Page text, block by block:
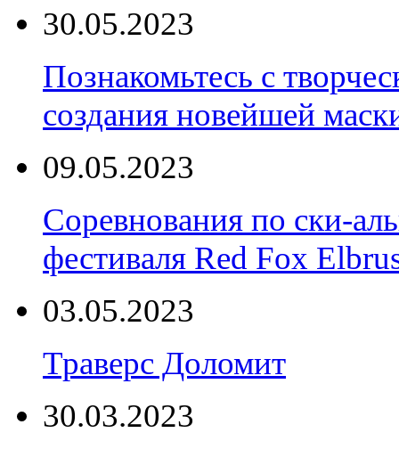
30.05.2023
Познакомьтесь с
создания новейшей
09.05.2023
Соревнования по ски-
фестиваля Red Fox
03.05.2023
Траверс Доломит
30.03.2023